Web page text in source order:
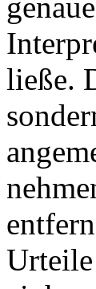
ließe.